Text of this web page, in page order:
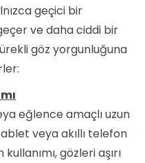
geçici bir
ve daha ciddi bir
göz yorgunluğuna
eğlence amaçlı uzun
veya akıllı telefon
gözleri aşırı